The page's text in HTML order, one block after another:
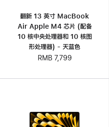
翻新 13 英寸 MacBook
Air Apple M4 芯片 (配备
10 核中央处理器和 10 核图
形处理器) - 天蓝色
RMB 7,799